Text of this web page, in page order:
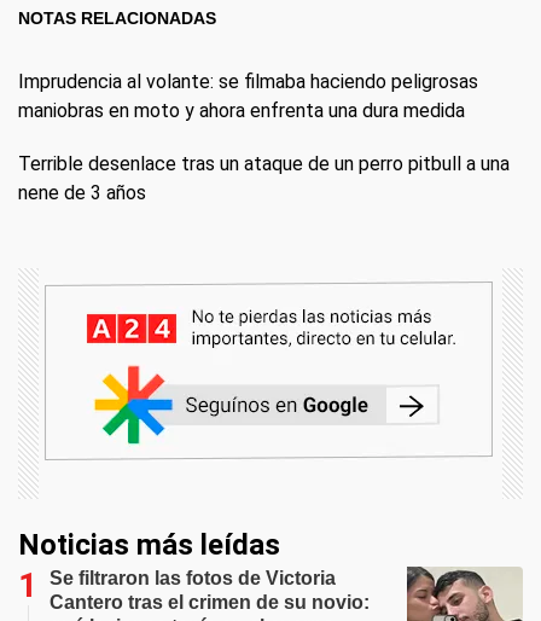
NOTAS RELACIONADAS
Imprudencia al volante: se filmaba haciendo peligrosas
maniobras en moto y ahora enfrenta una dura medida
Terrible desenlace tras un ataque de un perro pitbull a una
nene de 3 años
Noticias más leídas
Se filtraron las fotos de Victoria
Cantero tras el crimen de su novio: